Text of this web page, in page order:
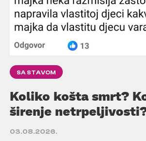
SA STAVOM
Koliko košta smrt?
širenje
03.08.2026.